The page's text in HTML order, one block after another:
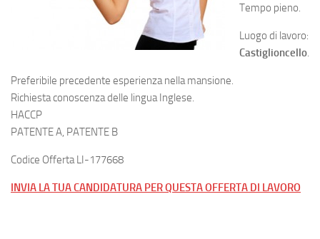
Tempo pieno.
Luogo di lavoro:
Castiglioncello.
Preferibile precedente esperienza nella mansione.
Richiesta conoscenza delle lingua Inglese.
HACCP
PATENTE A, PATENTE B
Codice Offerta LI-177668
INVIA LA TUA CANDIDATURA PER QUESTA OFFERTA DI LAVORO